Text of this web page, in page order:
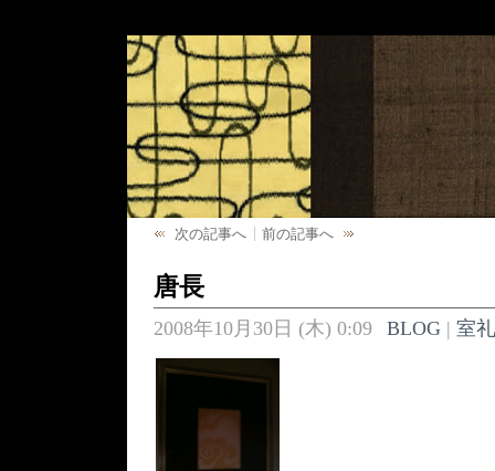
次の記事へ 前の記事へ
唐長
2008年10月30日 (木) 0:09 BLOG| 室